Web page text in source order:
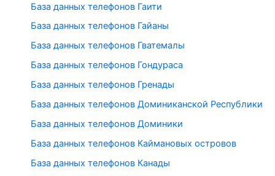
База данных телефонов Гаити
База данных телефонов Гайаны
База данных телефонов Гватемалы
База данных телефонов Гондураса
База данных телефонов Гренады
База данных телефонов Доминиканской Республики
База данных телефонов Доминики
База данных телефонов Каймановых островов
База данных телефонов Канады